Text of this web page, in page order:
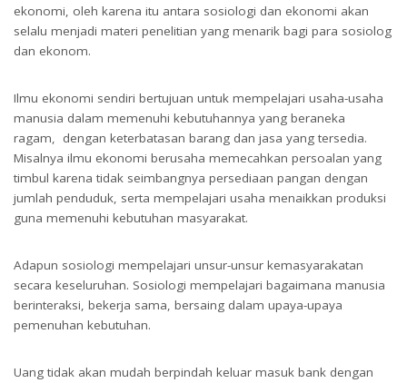
ekonomi, oleh karena itu antara sosiologi dan ekonomi akan
selalu menjadi materi penelitian yang menarik bagi para sosiolog
dan ekonom.
Ilmu ekonomi sendiri bertujuan untuk mempelajari usaha-usaha
manusia dalam memenuhi kebutuhannya yang beraneka
ragam, dengan keterbatasan barang dan jasa yang tersedia.
Misalnya ilmu ekonomi berusaha memecahkan persoalan yang
timbul karena tidak seimbangnya persediaan pangan dengan
jumlah penduduk, serta mempelajari usaha menaikkan produksi
guna memenuhi kebutuhan masyarakat.
Adapun sosiologi mempelajari unsur-unsur kemasyarakatan
secara keseluruhan. Sosiologi mempelajari bagaimana manusia
berinteraksi, bekerja sama, bersaing dalam upaya-upaya
pemenuhan kebutuhan.
Uang tidak akan mudah berpindah keluar masuk bank dengan